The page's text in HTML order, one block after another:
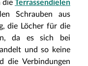
die Terrassendielen
Schrauben aus
die Löcher für die
da es sich bei
und so keine
die Verbindungen